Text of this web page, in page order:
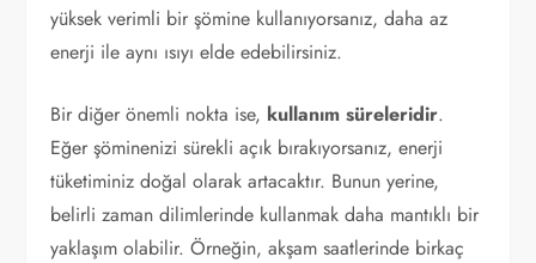
yüksek verimli bir şömine kullanıyorsanız, daha az
enerji ile aynı ısıyı elde edebilirsiniz.
Bir diğer önemli nokta ise, kullanım süreleridir.
Eğer şöminenizi sürekli açık bırakıyorsanız, enerji
tüketiminiz doğal olarak artacaktır. Bunun yerine,
belirli zaman dilimlerinde kullanmak daha mantıklı bir
yaklaşım olabilir. Örneğin, akşam saatlerinde birkaç